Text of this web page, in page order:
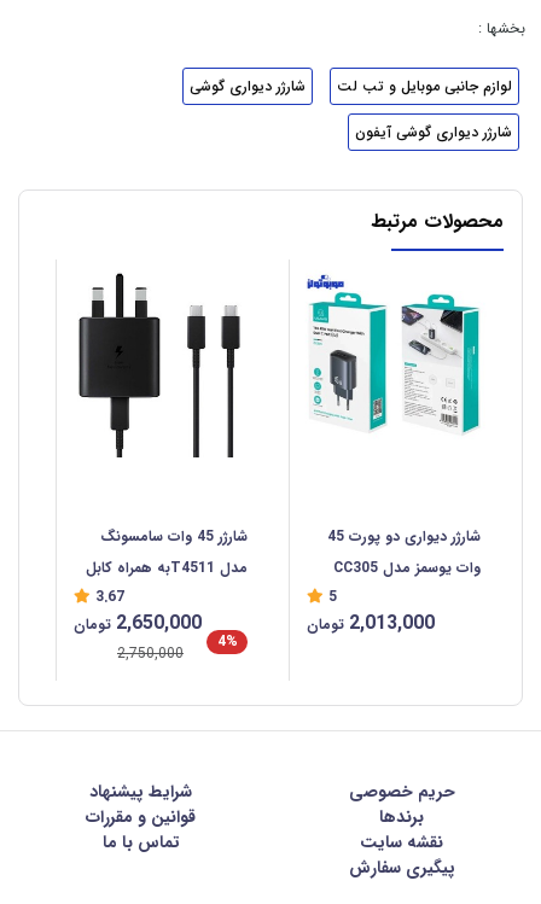
بخشها :
لوازم جانبی موبایل و تب لت
شارژر دیواری گوشی
شارژر دیواری گوشی آیفون
محصولات مرتبط
شارژر دیواری دو پورت 45
وات یوسمز مدل CC305
5
2,013,000 تومان
شارژر 45 وات سامسونگ
مدل T4511به همراه کابل
3.67
4%
2,650,000 تومان
2,750,000
حریم خصوصی
شرايط پيشنهاد
برندها
قوانین و مقررات
نقشه سایت
تماس با ما
پیگیری سفارش